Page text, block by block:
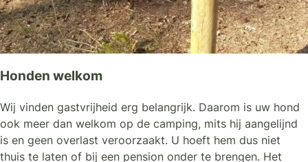
Honden welkom
Wij vinden gastvrijheid erg belangrijk. Daarom is uw hond
ook meer dan welkom op de camping, mits hij aangelijnd
is en geen overlast veroorzaakt. U hoeft hem dus niet
thuis te laten of bij een pension onder te brengen. Het